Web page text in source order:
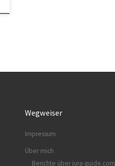
Wegweiser
Impressum
Über mich
Berichte über jura-guide.com